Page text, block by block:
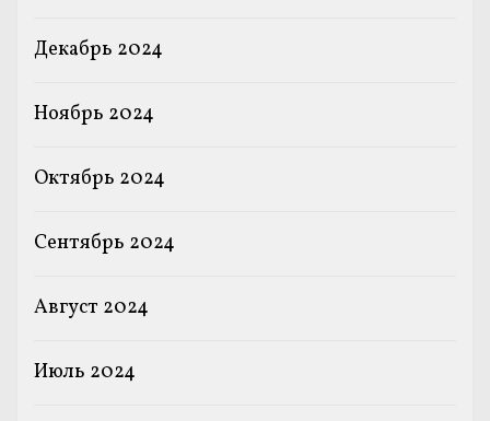
Декабрь 2024
Ноябрь 2024
Октябрь 2024
Сентябрь 2024
Август 2024
Июль 2024